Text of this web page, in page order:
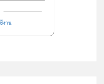
งาน